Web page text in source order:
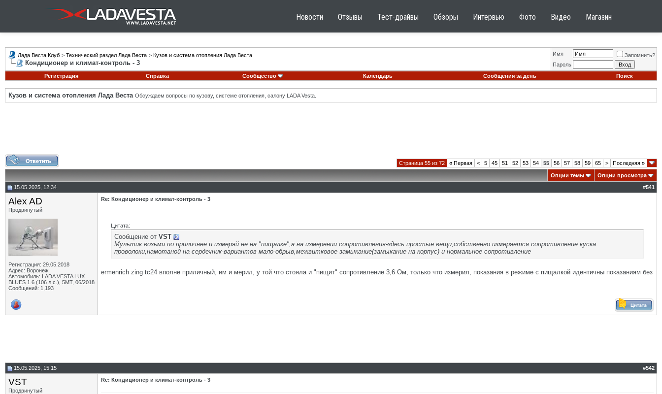
Новости Отзывы Тест-драйвы Обзоры Интервью Фото Видео Магазин
Лада Веста Клуб > Технический раздел Лада Веста > Кузов и система отопления Лада Веста
Кондиционер и климат-контроль - 3
Имя
Запомнить?
Пароль
Регистрация
Справка Сообщество Календарь Сообщения за день Поиск
Кузов и система отопления Лада Веста Обсуждаем вопросы по кузову, системе отопления, салону LADA Vesta.
Страница 55 из 72 « Первая < 5 45 51 52 53 54 55 56 57 58 59 65 > Последняя »
Опции темы
Опции просмотра
15.05.2025, 12:34
#541
Alex AD
Продвинутый
Регистрация: 29.05.2018
Адрес: Воронеж
Автомобиль: LADA VESTA LUX
BLUES 1.6 (106 л.с.), 5МТ, 06/2018
Сообщений: 1,193
Re: Кондиционер и климат-контроль - 3
Цитата:
Сообщение от VST
Мультик возьми по приличнее и измеряй не на "пищалке",а на измерении сопротивления-здесь простые вещи,собственно измеряется сопротивление куска
проволоки,намотаной на сердечник-вариантов мало-обрыв,межвитковое замыкание(замыкание на корпус) и нормальное сопротивление
ermenrich zing tc24 вполне приличный, им и мерил, у той что стояла и "пищит" сопротивление 3,6 Ом, только что измерил, показания в режиме с пищалкой идентичны показаниям без
15.05.2025, 15:15 #542
VST
Продвинутый
Re: Кондиционер и климат-контроль - 3